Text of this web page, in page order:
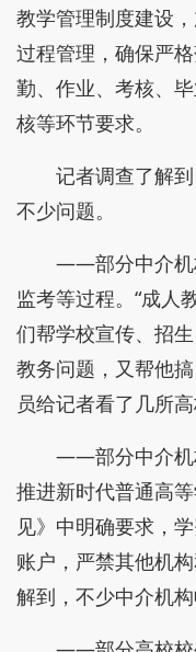
教学管理制度建设
过程管理，确保严
勤、作业、考核、
核等环节要求。
记者调查了解
不少问题。
——部分中介机
监考等过程。“成人
们帮学校宣传、招
教务问题，又帮他
员给记者看了几所
——部分中介机
推进新时代普通高
见》中明确要求，
账户，严禁其他机
解到，不少中介机